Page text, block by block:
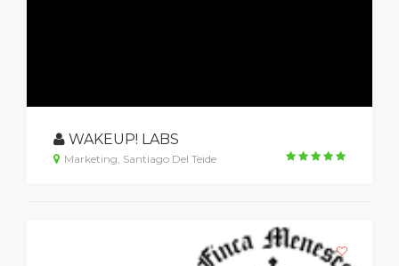
WAKEUP! LABS
Marketing, Santiago Del Teide